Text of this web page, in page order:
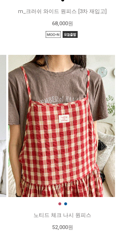
m_크러쉬 와이드 원피스 [3차 재입고]
68,000원
● ●
노티드 체크 나시 원피스
52,000원